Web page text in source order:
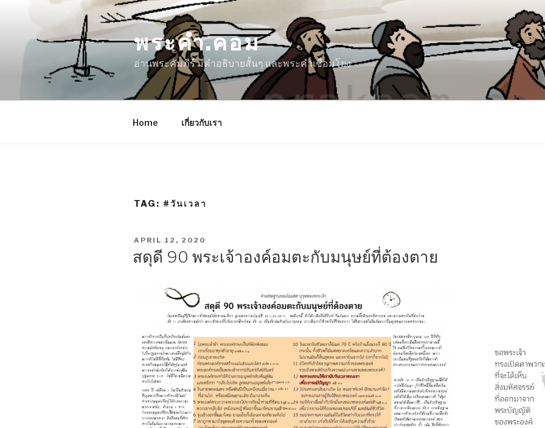
content
พระคำ.คอม
อ่านพระคัมภีร์ มีคำอธิบายสั้นๆ และพระคำเชื่อมโยง
Home เกี่ยวกับเรา
TAG: #วันเวลา
POSTED
APRIL 12, 2020
สดุดี 90 พระเจ้าองค์อมตะกับมนุษย์ที่ต้องตาย